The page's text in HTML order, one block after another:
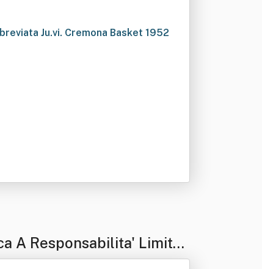
Ju.vi. Cremona Basket 1952
A Responsabilita' Limitat